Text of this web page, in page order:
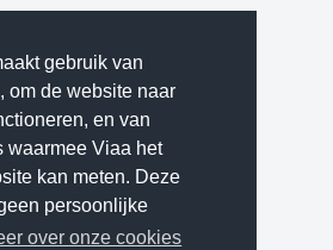
gebruik van
om de website naar
en van
waarmee Viaa het
kan meten. Deze
persoonlijke
over onze cookies